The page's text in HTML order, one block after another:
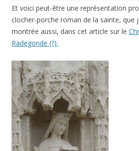
Et voici peut-être une représentation
clocher-porche roman de la sainte, que
montrée aussi, dans cet article sur le
Radegonde (?).